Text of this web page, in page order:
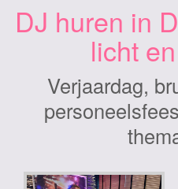
DJ huren in
licht
Verjaardag,